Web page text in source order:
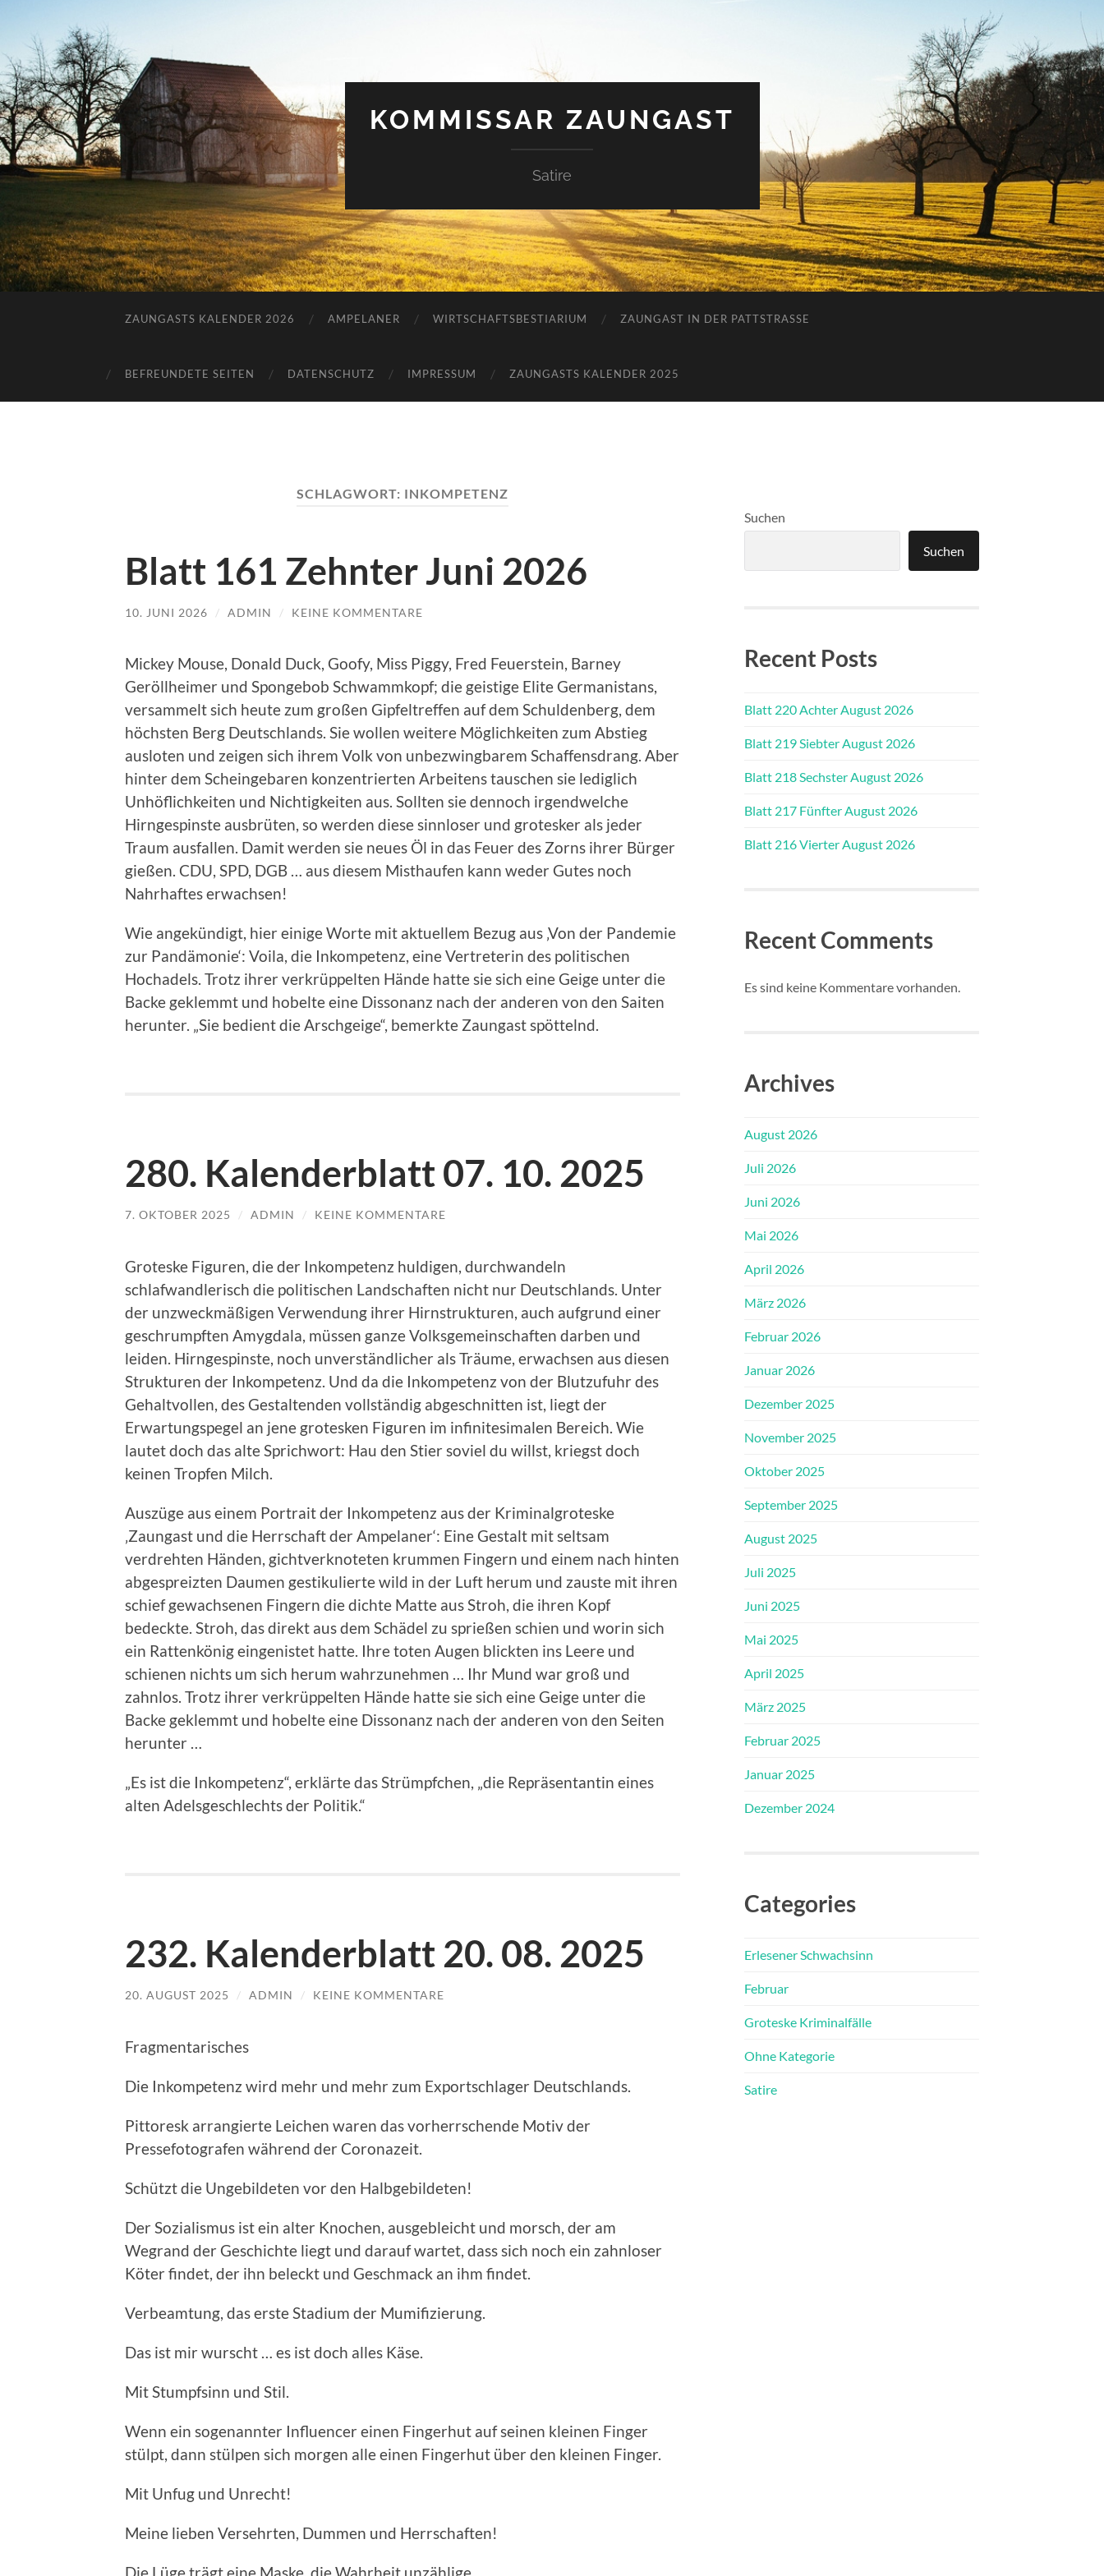
KOMMISSAR ZAUNGAST
Satire
ZAUNGASTS KALENDER 2026 AMPELANER WIRTSCHAFTSBESTIARIUM ZAUNGAST IN DER PATTSTRASSE
BEFREUNDETE SEITEN DATENSCHUTZ IMPRESSUM ZAUNGASTS KALENDER 2025
SCHLAGWORT: INKOMPETENZ
Blatt 161 Zehnter Juni 2026
10. JUNI 2026 / ADMIN / KEINE KOMMENTARE
Mickey Mouse, Donald Duck, Goofy, Miss Piggy, Fred Feuerstein, Barney
Geröllheimer und Spongebob Schwammkopf; die geistige Elite Germanistans,
versammelt sich heute zum großen Gipfeltreffen auf dem Schuldenberg, dem
höchsten Berg Deutschlands. Sie wollen weitere Möglichkeiten zum Abstieg
ausloten und zeigen sich ihrem Volk von unbezwingbarem Schaffensdrang. Aber
hinter dem Scheingebaren konzentrierten Arbeitens tauschen sie lediglich
Unhöflichkeiten und Nichtigkeiten aus. Sollten sie dennoch irgendwelche
Hirngespinste ausbrüten, so werden diese sinnloser und grotesker als jeder
Traum ausfallen. Damit werden sie neues Öl in das Feuer des Zorns ihrer Bürger
gießen. CDU, SPD, DGB … aus diesem Misthaufen kann weder Gutes noch
Nahrhaftes erwachsen!
Wie angekündigt, hier einige Worte mit aktuellem Bezug aus ‚Von der Pandemie
zur Pandämonie‘: Voila, die Inkompetenz, eine Vertreterin des politischen
Hochadels. Trotz ihrer verkrüppelten Hände hatte sie sich eine Geige unter die
Backe geklemmt und hobelte eine Dissonanz nach der anderen von den Saiten
herunter. „Sie bedient die Arschgeige“, bemerkte Zaungast spöttelnd.
280. Kalenderblatt 07. 10. 2025
7. OKTOBER 2025 / ADMIN / KEINE KOMMENTARE
Groteske Figuren, die der Inkompetenz huldigen, durchwandeln
schlafwandlerisch die politischen Landschaften nicht nur Deutschlands. Unter
der unzweckmäßigen Verwendung ihrer Hirnstrukturen, auch aufgrund einer
geschrumpften Amygdala, müssen ganze Volksgemeinschaften darben und
leiden. Hirngespinste, noch unverständlicher als Träume, erwachsen aus diesen
Strukturen der Inkompetenz. Und da die Inkompetenz von der Blutzufuhr des
Gehaltvollen, des Gestaltenden vollständig abgeschnitten ist, liegt der
Erwartungspegel an jene grotesken Figuren im infinitesimalen Bereich. Wie
lautet doch das alte Sprichwort: Hau den Stier soviel du willst, kriegst doch
keinen Tropfen Milch.
Auszüge aus einem Portrait der Inkompetenz aus der Kriminalgroteske
‚Zaungast und die Herrschaft der Ampelaner‘: Eine Gestalt mit seltsam
verdrehten Händen, gichtverknoteten krummen Fingern und einem nach hinten
abgespreizten Daumen gestikulierte wild in der Luft herum und zauste mit ihren
schief gewachsenen Fingern die dichte Matte aus Stroh, die ihren Kopf
bedeckte. Stroh, das direkt aus dem Schädel zu sprießen schien und worin sich
ein Rattenkönig eingenistet hatte. Ihre toten Augen blickten ins Leere und
schienen nichts um sich herum wahrzunehmen … Ihr Mund war groß und
zahnlos. Trotz ihrer verkrüppelten Hände hatte sie sich eine Geige unter die
Backe geklemmt und hobelte eine Dissonanz nach der anderen von den Seiten
herunter …
„Es ist die Inkompetenz“, erklärte das Strümpfchen, „die Repräsentantin eines
alten Adelsgeschlechts der Politik.“
232. Kalenderblatt 20. 08. 2025
20. AUGUST 2025 / ADMIN / KEINE KOMMENTARE
Fragmentarisches
Die Inkompetenz wird mehr und mehr zum Exportschlager Deutschlands.
Pittoresk arrangierte Leichen waren das vorherrschende Motiv der
Pressefotografen während der Coronazeit.
Schützt die Ungebildeten vor den Halbgebildeten!
Der Sozialismus ist ein alter Knochen, ausgebleicht und morsch, der am
Wegrand der Geschichte liegt und darauf wartet, dass sich noch ein zahnloser
Köter findet, der ihn beleckt und Geschmack an ihm findet.
Verbeamtung, das erste Stadium der Mumifizierung.
Das ist mir wurscht … es ist doch alles Käse.
Mit Stumpfsinn und Stil.
Wenn ein sogenannter Influencer einen Fingerhut auf seinen kleinen Finger
stülpt, dann stülpen sich morgen alle einen Fingerhut über den kleinen Finger.
Mit Unfug und Unrecht!
Meine lieben Versehrten, Dummen und Herrschaften!
Die Lüge trägt eine Maske, die Wahrheit unzählige.
Suchen
Suchen
Recent Posts
Blatt 220 Achter August 2026
Blatt 219 Siebter August 2026
Blatt 218 Sechster August 2026
Blatt 217 Fünfter August 2026
Blatt 216 Vierter August 2026
Recent Comments
Es sind keine Kommentare vorhanden.
Archives
August 2026
Juli 2026
Juni 2026
Mai 2026
April 2026
März 2026
Februar 2026
Januar 2026
Dezember 2025
November 2025
Oktober 2025
September 2025
August 2025
Juli 2025
Juni 2025
Mai 2025
April 2025
März 2025
Februar 2025
Januar 2025
Dezember 2024
Categories
Erlesener Schwachsinn
Februar
Groteske Kriminalfälle
Ohne Kategorie
Satire